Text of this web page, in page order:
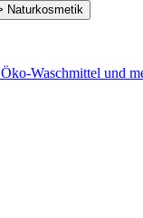
Öko-Waschmittel und